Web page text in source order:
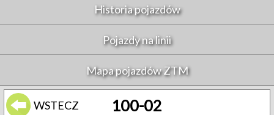
Historia pojazdów
Pojazdy na linii
Mapa pojazdów ZTM
WSTECZ 100-02